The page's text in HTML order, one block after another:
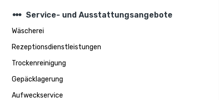
steppers Service- und Ausstattungsangebote
Wäscherei
Rezeptionsdienstleistungen
Trockenreinigung
Gepäcklagerung
Aufweckservice